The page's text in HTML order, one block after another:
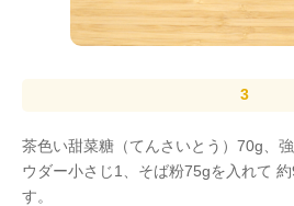
茶色い甜菜糖（てんさいとう）70g、
ウダー小さじ1、そば粉75gを入れて
す。